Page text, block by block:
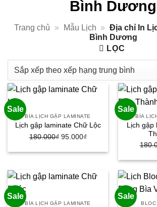
Bình Dương
Trang chủ » Mẫu Lịch » Địa chỉ In
Bình Dương
LỌC
Sale
BÌA LỊCH GẬP LAMINATE
Lịch gập laminate Chữ Lộc
180.000₫ Giá
95.000₫
95.000₫.
Sale
BÌA
Lịch
Sale
BÌA LỊCH GẬP LAMINATE
Sale
BLOC